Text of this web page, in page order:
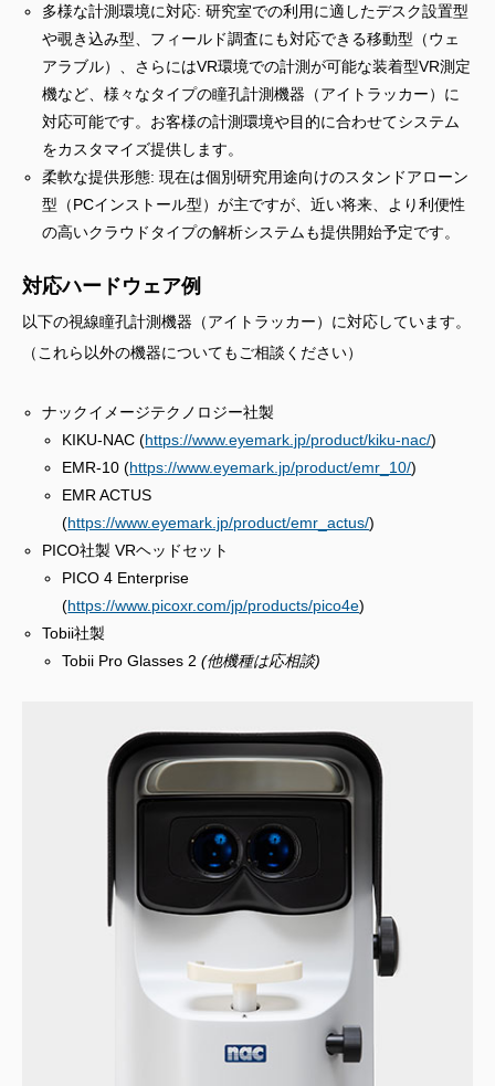
多様な計測環境に対応: 研究室での利用に適したデスク設置型
や覗き込み型、フィールド調査にも対応できる移動型（ウェ
アラブル）、さらにはVR環境での計測が可能な装着型VR測定
機など、様々なタイプの瞳孔計測機器（アイトラッカー）に
対応可能です。お客様の計測環境や目的に合わせてシステム
をカスタマイズ提供します。
柔軟な提供形態: 現在は個別研究用途向けのスタンドアローン
型（PCインストール型）が主ですが、近い将来、より利便性
の高いクラウドタイプの解析システムも提供開始予定です。
対応ハードウェア例
以下の視線瞳孔計測機器（アイトラッカー）に対応しています。
（これら以外の機器についてもご相談ください）
ナックイメージテクノロジー社製
KIKU-NAC (https://www.eyemark.jp/product/kiku-nac/)
EMR-10 (https://www.eyemark.jp/product/emr_10/)
EMR ACTUS
(https://www.eyemark.jp/product/emr_actus/)
PICO社製 VRヘッドセット
PICO 4 Enterprise
(https://www.picoxr.com/jp/products/pico4e)
Tobii社製
Tobii Pro Glasses 2(他機種は応相談)